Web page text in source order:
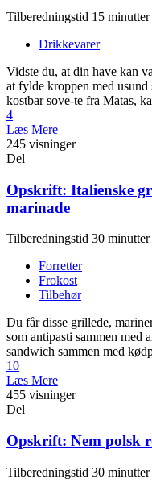
Tilberedningstid 15 minutter
Drikkevarer
Vidste du, at din have kan
at fylde kroppen med
kostbar sove-te fra Matas,
4
Læs Mere
245 visninger
Del
Opskrift: Italienske
marinade
Tilberedningstid 30 minutter
Forretter
Frokost
Tilbehør
Du får disse grillede,
som antipasti sammen med
sandwich sammen med
10
Læs Mere
455 visninger
Del
Opskrift: Nem polsk
Tilberedningstid 30 minutter